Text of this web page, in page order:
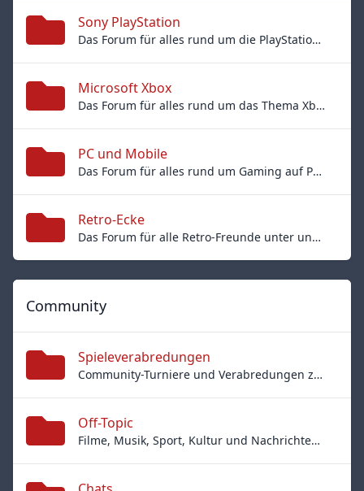
Sony PlayStation
Das Forum für alles rund um die PlayStation und Sonys Handhelds
Microsoft Xbox
Das Forum für alles rund um das Thema Xbox: Xbox One, 360…
PC und Mobile
Das Forum für alles rund um Gaming auf PC und Mobile
Retro-Ecke
Das Forum für alle Retro-Freunde unter uns…
Community
Spieleverabredungen
Community-Turniere und Verabredungen zu Online-Duellen
Off-Topic
Filme, Musik, Sport, Kultur und Nachrichten haben hier ihren Platz